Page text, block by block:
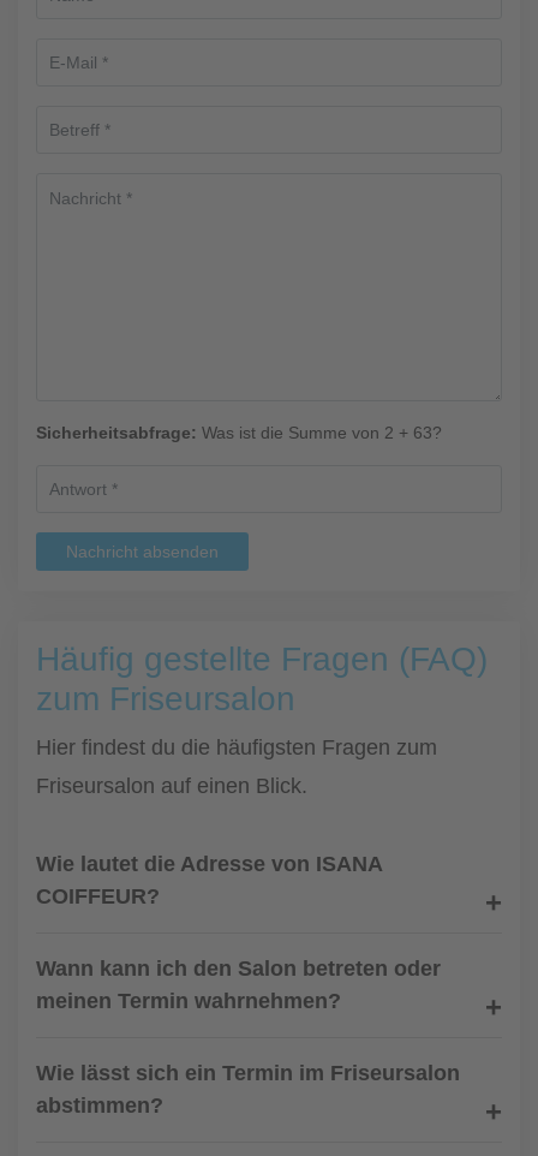
Sicherheitsabfrage: Was ist die Summe von 2 + 63?
Nachricht absenden
Häufig gestellte Fragen (FAQ)
zum Friseursalon
Hier findest du die häufigsten Fragen zum
Friseursalon auf einen Blick.
Wie lautet die Adresse von ISANA
COIFFEUR?
Wann kann ich den Salon betreten oder
meinen Termin wahrnehmen?
Wie lässt sich ein Termin im Friseursalon
abstimmen?